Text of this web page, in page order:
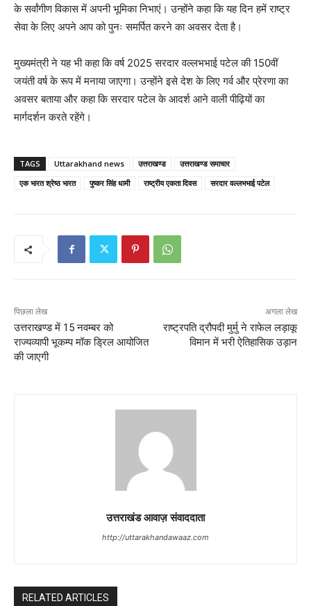
के सर्वांगीण विकास में अपनी भूमिका निभाएं। उन्होंने कहा कि यह दिन हमें राष्ट्र
सेवा के लिए अपने आप को पुनः समर्पित करने का अवसर देता है।
मुख्यमंत्री ने यह भी कहा कि वर्ष 2025 सरदार वल्लभभाई पटेल की 150वीं
जयंती वर्ष के रूप में मनाया जाएगा। उन्होंने इसे देश के लिए गर्व और प्रेरणा का
अवसर बताया और कहा कि सरदार पटेल के आदर्श आने वाली पीढ़ियों का
मार्गदर्शन करते रहेंगे।
TAGS Uttarakhand news उत्तराखण्ड
उत्तराखण्ड समाचार
एक भारत श्रेष्ठ भारत
पुष्कर सिंह धामी राष्ट्रीय एकता दिवस सरदार वल्लभभाई पटेल
पिछला लेख
उत्तराखण्ड में 15 नवम्बर को
राज्यव्यापी भूकम्प मॉक ड्रिल आयोजित
की जाएगी
अगला लेख
राष्ट्रपति द्रौपदी मुर्मु ने राफेल लड़ाकू
विमान में भरी ऐतिहासिक उड़ान
उत्तराखंड आवाज़ संवाददाता
http://uttarakhandawaaz.com
RELATED ARTICLES